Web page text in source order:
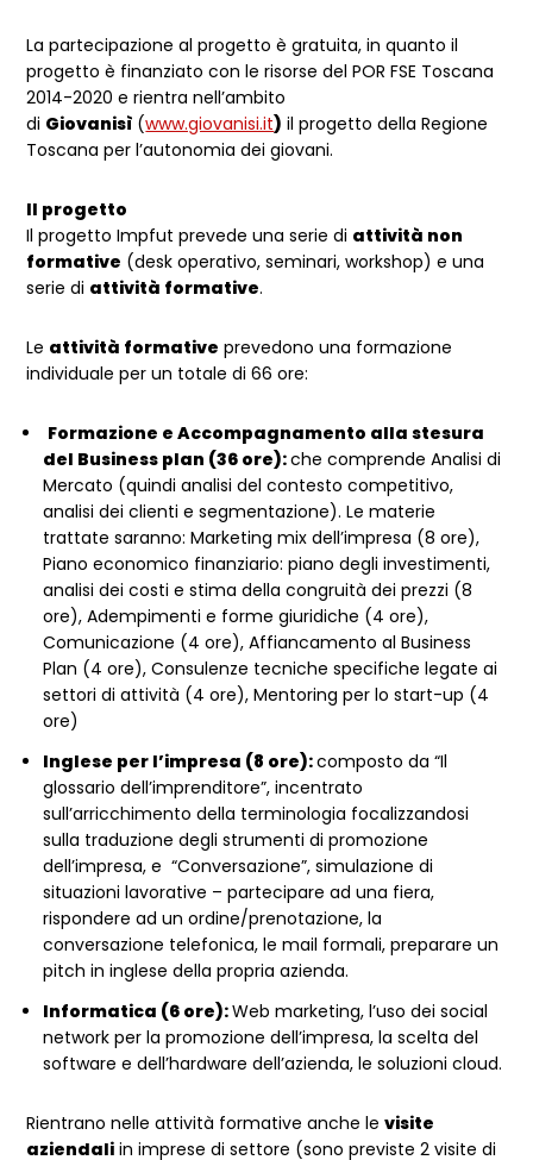
La partecipazione al progetto è gratuita, in quanto il
progetto è finanziato con le risorse del POR FSE Toscana
2014-2020 e rientra nell’ambito
di Giovanisì (www.giovanisi.it) il progetto della Regione
Toscana per l’autonomia dei giovani.
Il progetto
Il progetto Impfut prevede una serie di attività non
formative (desk operativo, seminari, workshop) e una
serie di attività formative.
Le attività formative prevedono una formazione
individuale per un totale di 66 ore:
Formazione e Accompagnamento alla stesura
del Business plan (36 ore):che comprende Analisi di
Mercato (quindi analisi del contesto competitivo,
analisi dei clienti e segmentazione). Le materie
trattate saranno: Marketing mix dell’impresa (8 ore),
Piano economico finanziario: piano degli investimenti,
analisi dei costi e stima della congruità dei prezzi (8
ore), Adempimenti e forme giuridiche (4 ore),
Comunicazione (4 ore), Affiancamento al Business
Plan (4 ore), Consulenze tecniche specifiche legate ai
settori di attività (4 ore), Mentoring per lo start-up (4
ore)
Inglese per l’impresa (8 ore):composto da “Il
glossario dell’imprenditore”, incentrato
sull’arricchimento della terminologia focalizzandosi
sulla traduzione degli strumenti di promozione
dell’impresa, e “Conversazione”, simulazione di
situazioni lavorative – partecipare ad una fiera,
rispondere ad un ordine/prenotazione, la
conversazione telefonica, le mail formali, preparare un
pitch in inglese della propria azienda.
Informatica (6 ore):Web marketing, l’uso dei social
network per la promozione dell’impresa, la scelta del
software e dell’hardware dell’azienda, le soluzioni cloud.
Rientrano nelle attività formative anche levisite
aziendali in imprese di settore (sono previste 2 visite di